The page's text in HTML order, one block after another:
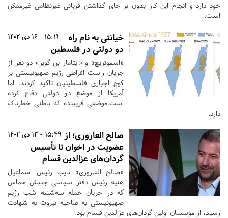
خود دارد و انجام این کار بدون بر جای گذاشتن قربانی غیرنظامی غیرممکن
است.
15:11 - 16 دی 1402
خیانتی به نام راه
دو دولتی در فلسطین
«اسموتریچ» و «ایتامار بن گویر» دو نفر از
جریان راست افراطی رژیم صهیونیستی بر
کوچ اجباری فلسطینیان تاکید کردند. اما
آمریکا از موضع دو دولتی دفاع کرده
است.موضعی فریبنده که باطنی خطرناک
دارد.
15:49 - 13 دی 1402 صالح العاروری؛ از
عضویت در اخوان تا تأسیس
گردان‌های عزالدین قسام
«صالح العاروری» نایب رئیس اسماعیل
هنیه رئیس دفتر سیاسی جنبش حماس
که در جریان حمله سه‌شنبه شب رژیم
صهیونیستی به ضاحیه بیروت به شهادت
رسید، از موسسان اولین گردان‌های عزالدین قسام بود.